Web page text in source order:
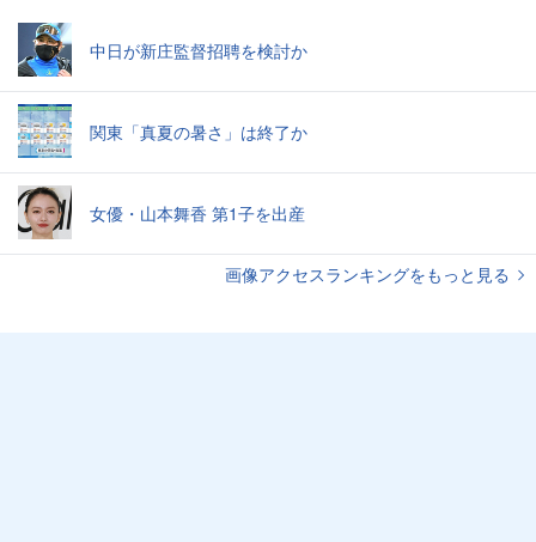
中日が新庄監督招聘を検討か
関東「真夏の暑さ」は終了か
女優・山本舞香 第1子を出産
画像アクセスランキングをもっと見る